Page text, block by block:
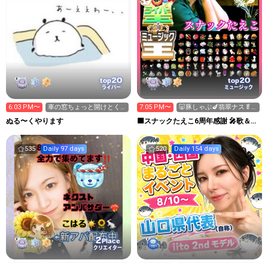
top20
ライバー
6:03 PM〜
車の窓ちょっと開けとく
派？ 閉める派？
ぬる〜くやります
top20
ミュージック
7:05 PM〜
🐷豚しゃぶ🍆翡翠ナス🥬
🥦︎🍅温野菜
🟪スナックたえこ6周年感謝 🎤歌＆ウ
535 Daily 97 days
2Place
クリエイター
520 Daily 154 days